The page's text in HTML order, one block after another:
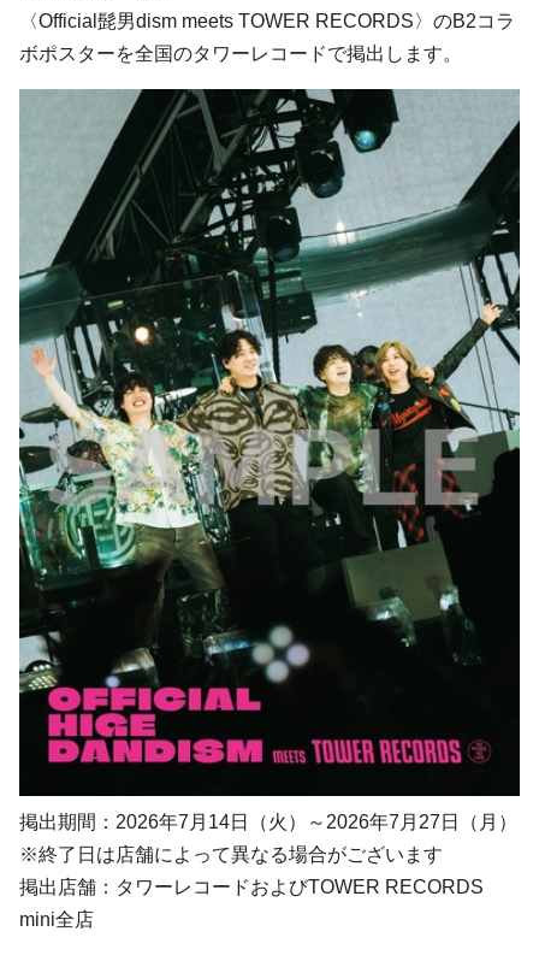
〈Official髭男dism meets TOWER RECORDS〉のB2コラ
ボポスターを全国のタワーレコードで掲出します。
掲出期間：2026年7月14日（火）～2026年7月27日（月）
※終了日は店舗によって異なる場合がございます
掲出店舗：タワーレコードおよびTOWER RECORDS
mini全店